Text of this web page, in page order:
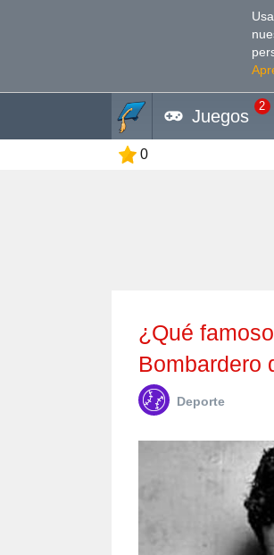
Juegos
2
0
¿Qué famoso boxeador estadounidense fue apodado "El
Bombardero
Deporte